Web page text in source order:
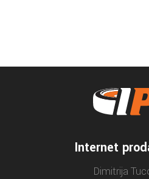
Internet
Dimitrija